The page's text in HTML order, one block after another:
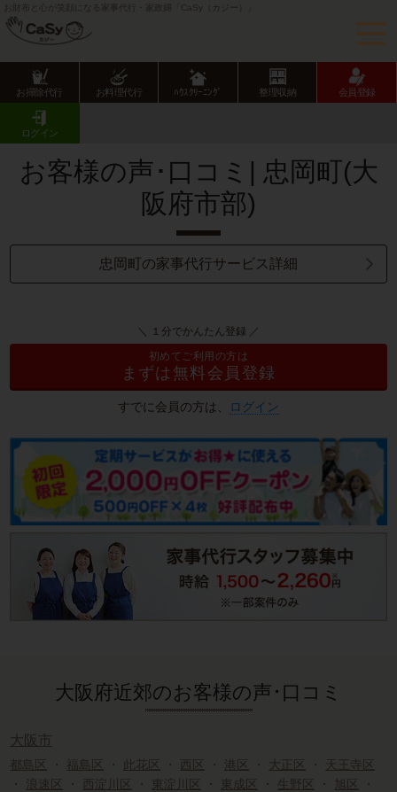
お財布と心が笑顔になる家事代行・家政婦「CaSy（カジー）」
お掃除代行 お料理代行 ﾊｳｽｸﾘｰﾆﾝｸﾞ 整理収納 会員登録
ログイン
CaSy TOP
お客様の声･口コミ一覧
お客様の声･口コミ| 忠岡町(大
阪府市部)
忠岡町の家事代行サービス詳細
＼ １分でかんたん登録 ／
初めてご利用の方は
まずは無料会員登録
すでに会員の方は、 ログイン
大阪府近郊のお客様の声･口コミ
大阪市
都島区 ・ 福島区 ・ 此花区 ・ 西区 ・ 港区 ・ 大正区 ・
天王寺区
・
浪速区 ・ 西淀川区 ・ 東淀川区 ・ 東成区 ・ 生野区 ・ 旭区
・